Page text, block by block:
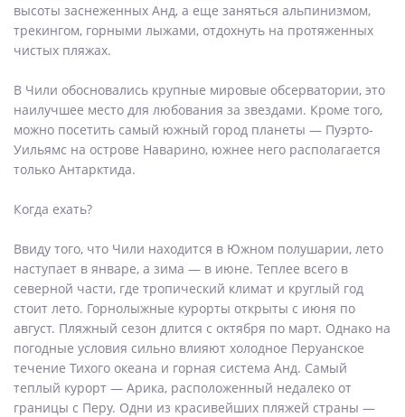
высоты заснеженных Анд, а еще заняться альпинизмом,
трекингом, горными лыжами, отдохнуть на протяженных
чистых пляжах.
В Чили обосновались крупные мировые обсерватории, это
наилучшее место для любования за звездами. Кроме того,
можно посетить самый южный город планеты — Пуэрто-
Уильямс на острове Наварино, южнее него располагается
только Антарктида.
Когда ехать?
Ввиду того, что Чили находится в Южном полушарии, лето
наступает в январе, а зима — в июне. Теплее всего в
северной части, где тропический климат и круглый год
стоит лето. Горнолыжные курорты открыты с июня по
август. Пляжный сезон длится с октября по март. Однако на
погодные условия сильно влияют холодное Перуанское
течение Тихого океана и горная система Анд. Самый
теплый курорт — Арика, расположенный недалеко от
границы с Перу. Одни из красивейших пляжей страны —